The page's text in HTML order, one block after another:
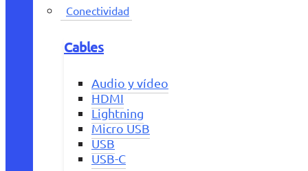
Conectividad
Cables
Audio y vídeo
HDMI
Lightning
Micro USB
USB
USB-C